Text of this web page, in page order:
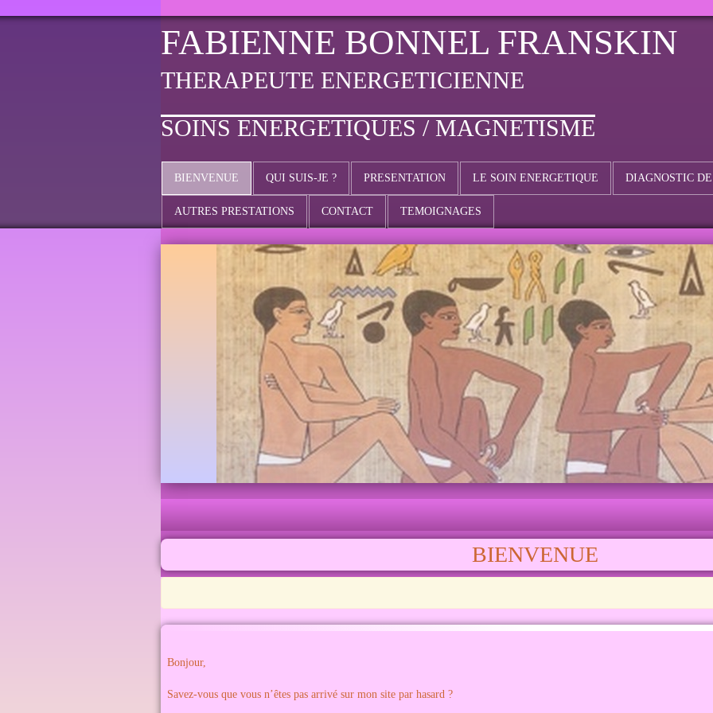
FABIENNE BONNEL FRANSKIN
THERAPEUTE ENERGETICIENNE
SOINS ENERGETIQUES / MAGNETISME
BIENVENUE QUI SUIS-JE ? PRESENTATION LE SOIN ENERGETIQUE DIAGNOSTIC
AUTRES PRESTATIONS CONTACT TEMOIGNAGES
BIENVENUE
Bonjour,
Savez-vous que vous n’êtes pas arrivé sur mon site par hasard ?